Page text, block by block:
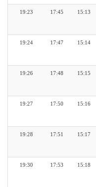
15:13
17:45
19:23
15:14
17:47
19:24
15:15
17:48
19:26
15:16
17:50
19:27
15:17
17:51
19:28
15:18
17:53
19:30